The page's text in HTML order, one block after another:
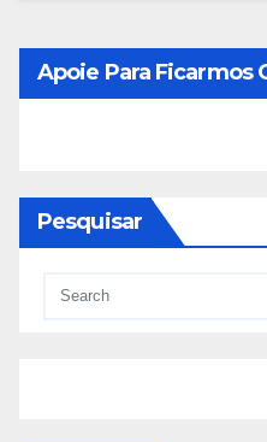
Apoie Para Ficarmos
Pesquisar